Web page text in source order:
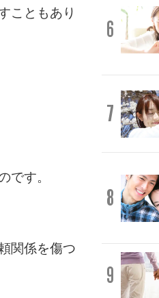
こともあり
です。
関係を傷つ
6
7
8
9